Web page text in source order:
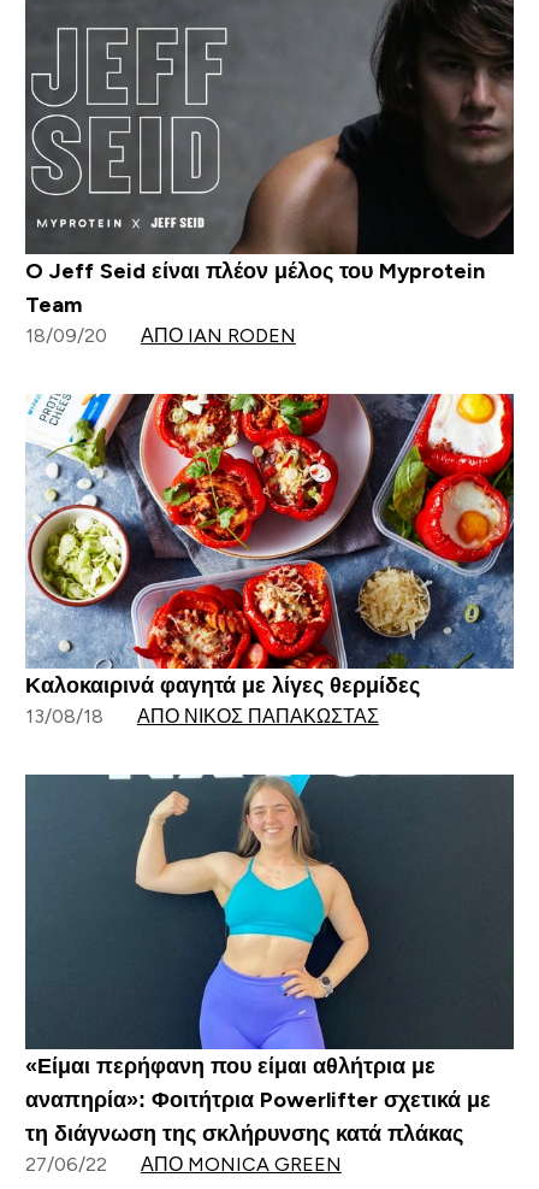
O Jeff Seid είναι πλέον μέλος του Myprotein
Team
18/09/20 ΑΠΌ IAN RODEN
Καλοκαιρινά φαγητά με λίγες θερμίδες
13/08/18 ΑΠΌ ΝΊΚΟΣ ΠΑΠΑΚΏΣΤΑΣ
«Είμαι περήφανη που είμαι αθλήτρια με
αναπηρία»: Φοιτήτρια Powerlifter σχετικά με
τη διάγνωση της σκλήρυνσης κατά πλάκας
27/06/22 ΑΠΌ MONICA GREEN